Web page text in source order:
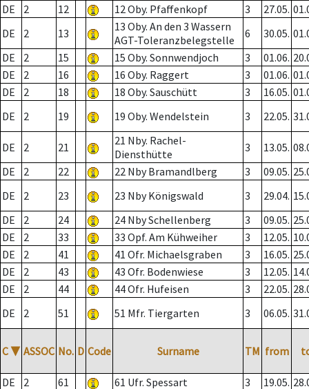
DE
2 12 12 Oby. Pfaffenkopf 3 27.05.
DE
2 13
13 Oby. An den 3 Wassern
AGT-Toleranzbelegstelle
6 30.05.
DE
2 15 15 Oby. Sonnwendjoch 3 01.06.
DE
2 16 16 Oby. Raggert 3 01.06.
DE
2 18 18 Oby. Sauschütt 3 16.05.
DE
2 19 19 Oby. Wendelstein 3 22.05.
DE 2 21
21 Nby. Rachel-
Diensthütte
3 13.05.
DE
2 22 22 Nby Bramandlberg 3 09.05.
DE
2 23 23 Nby Königswald 3 29.04.
DE
2 24 24 Nby Schellenberg 3 09.05.
DE
2 33 33 Opf. Am Kühweiher 3 12.05.
DE
2 41 41 Ofr. Michaelsgraben 3 16.05.
DE
2 43 43 Ofr. Bodenwiese 3 12.05.
DE
2 44 44 Ofr. Hufeisen 3 22.05.
DE
2 51 51 Mfr. Tiergarten 3 06.05.
C ▼ ASSOC No. D Code Surname TM from
DE 2 61 61 Ufr. Spessart 3 19.05.